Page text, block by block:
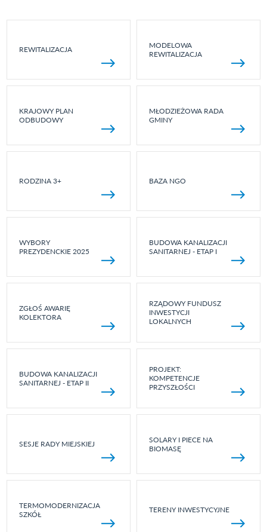
REWITALIZACJA
MODELOWA
REWITALIZACJA
KRAJOWY PLAN
ODBUDOWY
MŁODZIEŻOWA RADA
GMINY
RODZINA 3+ BAZA NGO
WYBORY
PREZYDENCKIE 2025
BUDOWA KANALIZACJI
SANITARNEJ - ETAP I
ZGŁOŚ AWARIĘ
KOLEKTORA
RZĄDOWY FUNDUSZ
INWESTYCJI
LOKALNYCH
BUDOWA KANALIZACJI
SANITARNEJ - ETAP II
PROJEKT:
KOMPETENCJE
PRZYSZŁOŚCI
SESJE RADY MIEJSKIEJ
SOLARY I PIECE NA
BIOMASĘ
TERMOMODERNIZACJA
SZKÓŁ
TERENY INWESTYCYJNE